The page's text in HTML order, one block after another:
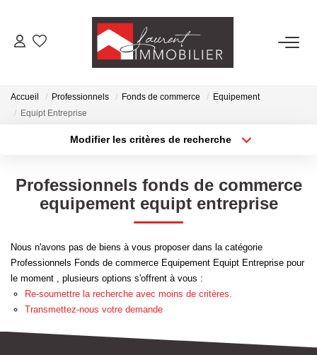
ACHETER
FAIRE GÉRER
NOS AGENCES
Laurent Immobilier Tournus
Laurent Immobilier Pont De Vaux
Notre Équipe
Accueil Professionnels Fonds de commerce
Equipement
Equipt Entreprise
Modifier les critères de recherche
Sélectionnez...
Type de bien
Surface min
Créer une alerte
Professionnels fonds de commerce
equipement equipt entreprise
Nous n'avons pas de biens à vous proposer dans la catégorie
Professionnels Fonds de commerce Equipement Equipt Entreprise pour
le moment , plusieurs options s'offrent à vous :
Re-soumettre la recherche avec moins de critères.
Transmettez-nous votre demande